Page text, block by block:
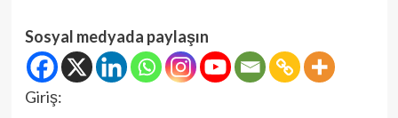
Sosyal medyada paylaşın
Giriş: